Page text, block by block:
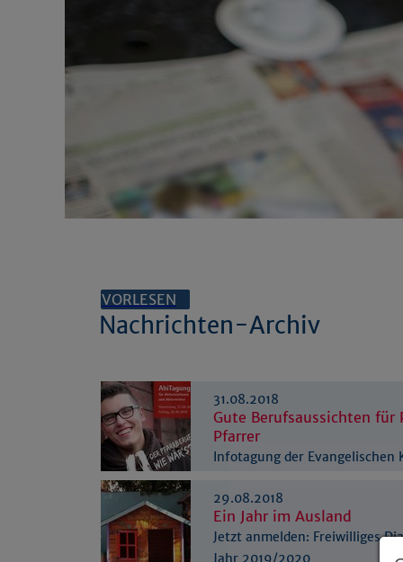
VORLESEN
Nachrichten-Archiv
31.08.2018
Gute Berufsaussichten für
Pfarrer
Infotagung der Evangelischen
29.08.2018
Ein Jahr im Ausland
Jetzt anmelden: Freiwilliges
Jahr 2019/2020